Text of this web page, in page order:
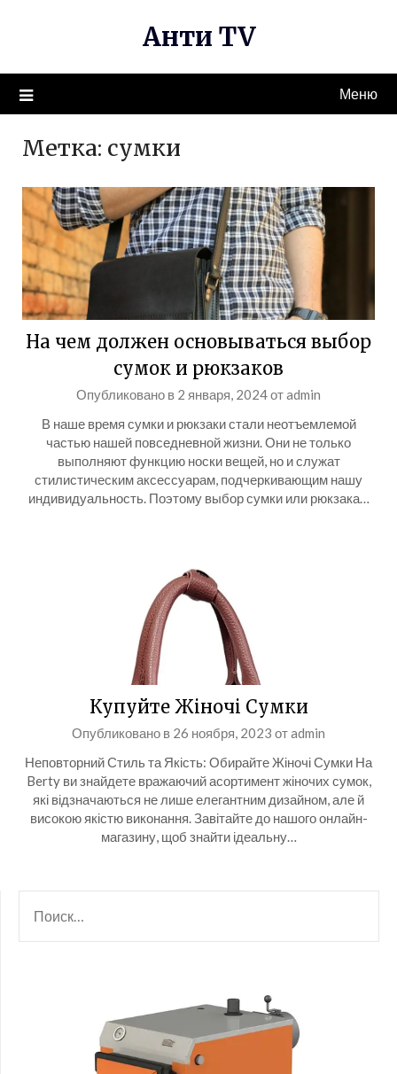
Анти TV
Меню
Метка: сумки
На чем должен основываться выбор
сумок и рюкзаков
Опубликовано в 2 января, 2024отadmin
В наше время сумки и рюкзаки стали неотъемлемой
частью нашей повседневной жизни. Они не только
выполняют функцию носки вещей, но и служат
стилистическим аксессуарам, подчеркивающим нашу
индивидуальность. Поэтому выбор сумки или рюкзака…
Купуйте Жіночі Сумки
Опубликовано в 26 ноября, 2023 отadmin
Неповторний Стиль та Якість: Обирайте Жіночі Сумки На
Berty ви знайдете вражаючий асортимент жіночих сумок,
які відзначаються не лише елегантним дизайном, але й
високою якістю виконання. Завітайте до нашого онлайн-
магазину, щоб знайти ідеальну…